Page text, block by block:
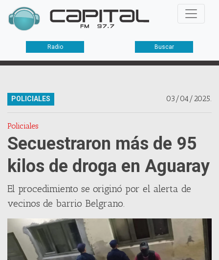
Radio Buscar
03/04/2025.
POLICIALES
Policiales
Secuestraron más de 95
kilos de droga en Aguaray
El procedimiento se originó por el alerta de
vecinos de barrio Belgrano.